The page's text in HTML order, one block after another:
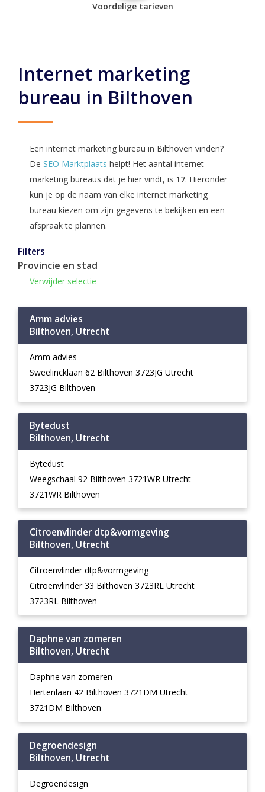
Voordelige tarieven
Internet marketing
bureau in Bilthoven
Een internet marketing bureau in Bilthoven vinden?
De SEO Marktplaats helpt! Het aantal internet
marketing bureaus dat je hier vindt, is 17. Hieronder
kun je op de naam van elke internet marketing
bureau kiezen om zijn gegevens te bekijken en een
afspraak te plannen.
Filters
Provincie en stad
Verwijder selectie
Amm advies
Bilthoven, Utrecht
Amm advies
Sweelincklaan 62 Bilthoven 3723JG Utrecht
3723JG Bilthoven
Bytedust
Bilthoven, Utrecht
Bytedust
Weegschaal 92 Bilthoven 3721WR Utrecht
3721WR Bilthoven
Citroenvlinder dtp&vormgeving
Bilthoven, Utrecht
Citroenvlinder dtp&vormgeving
Citroenvlinder 33 Bilthoven 3723RL Utrecht
3723RL Bilthoven
Daphne van zomeren
Bilthoven, Utrecht
Daphne van zomeren
Hertenlaan 42 Bilthoven 3721DM Utrecht
3721DM Bilthoven
Degroendesign
Bilthoven, Utrecht
Degroendesign